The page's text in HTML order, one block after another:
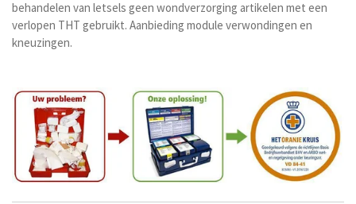
behandelen van letsels geen wondverzorging artikelen met een
verlopen THT gebruikt. Aanbieding module verwondingen en
kneuzingen.